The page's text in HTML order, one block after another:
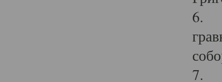
6.
7.